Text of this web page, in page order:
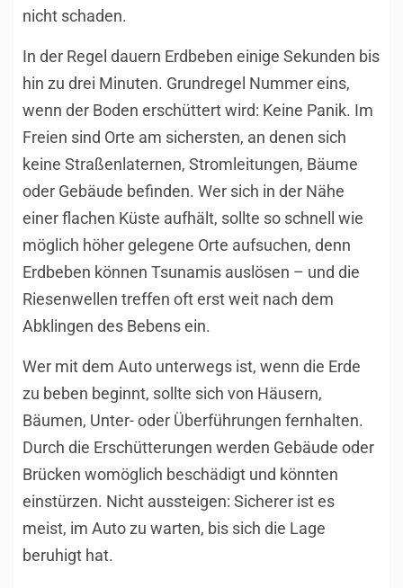
nicht schaden.
In der Regel dauern Erdbeben einige Sekunden bis
hin zu drei Minuten. Grundregel Nummer eins,
wenn der Boden erschüttert wird: Keine Panik. Im
Freien sind Orte am sichersten, an denen sich
keine Straßenlaternen, Stromleitungen, Bäume
oder Gebäude befinden. Wer sich in der Nähe
einer flachen Küste aufhält, sollte so schnell wie
möglich höher gelegene Orte aufsuchen, denn
Erdbeben können Tsunamis auslösen – und die
Riesenwellen treffen oft erst weit nach dem
Abklingen des Bebens ein.
Wer mit dem Auto unterwegs ist, wenn die Erde
zu beben beginnt, sollte sich von Häusern,
Bäumen, Unter- oder Überführungen fernhalten.
Durch die Erschütterungen werden Gebäude oder
Brücken womöglich beschädigt und könnten
einstürzen. Nicht aussteigen: Sicherer ist es
meist, im Auto zu warten, bis sich die Lage
beruhigt hat.